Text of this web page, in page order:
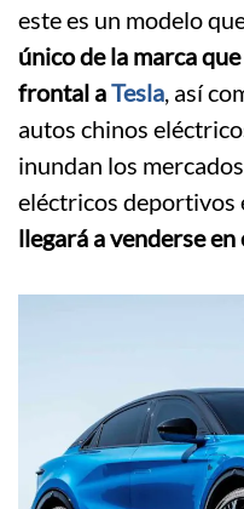
este es un modelo
único de la marca
frontal aTesla, así
autos chinos
inundan los
eléctricos deportivos
llegará a venderse